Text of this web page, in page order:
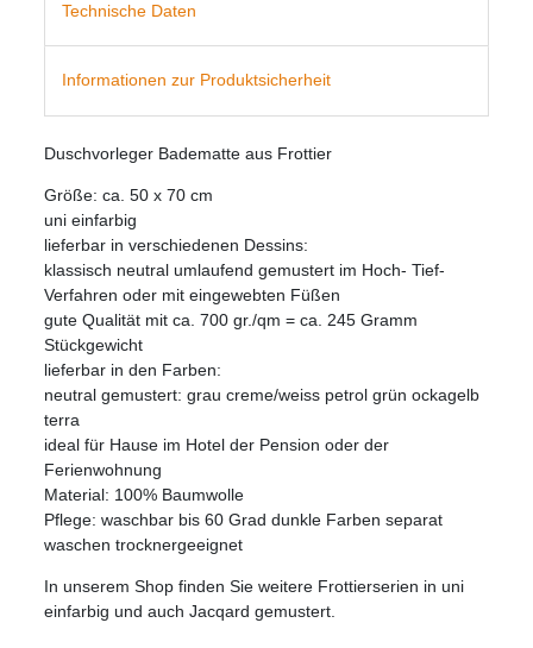
Technische Daten
Informationen zur Produktsicherheit
Duschvorleger Badematte aus Frottier
Größe: ca. 50 x 70 cm
uni einfarbig
lieferbar in verschiedenen Dessins:
klassisch neutral umlaufend gemustert im Hoch- Tief-
Verfahren oder mit eingewebten Füßen
gute Qualität mit ca. 700 gr./qm = ca. 245 Gramm
Stückgewicht
lieferbar in den Farben:
neutral gemustert: grau creme/weiss petrol grün ockagelb
terra
ideal für Hause im Hotel der Pension oder der
Ferienwohnung
Material: 100% Baumwolle
Pflege: waschbar bis 60 Grad dunkle Farben separat
waschen trocknergeeignet
In unserem Shop finden Sie weitere Frottierserien in uni
einfarbig und auch Jacqard gemustert.